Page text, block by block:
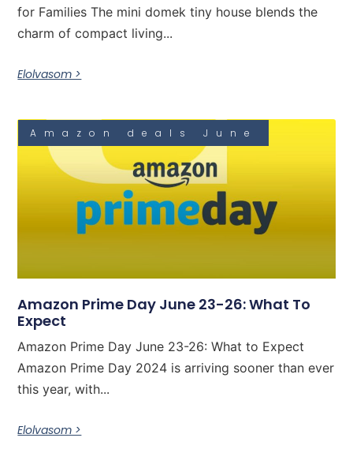
for Families The mini domek tiny house blends the
charm of compact living...
Elolvasom >
Amazon deals June
Amazon Prime Day June 23-26: What To
Expect
Amazon Prime Day June 23-26: What to Expect
Amazon Prime Day 2024 is arriving sooner than ever
this year, with...
Elolvasom >